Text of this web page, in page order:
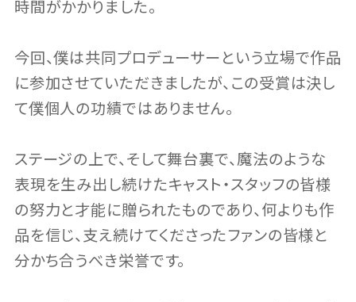
時間がかかりました。
今回、僕は共同プロデューサーという立場で作品
に参加させていただきましたが、この受賞は決し
て僕個人の功績ではありません。
ステージの上で、そして舞台裏で、魔法のような
表現を生み出し続けたキャスト・スタッフの皆様
の努力と才能に贈られたものであり、何よりも作
品を信じ、支え続けてくださったファンの皆様と
分かち合うべき栄誉です。